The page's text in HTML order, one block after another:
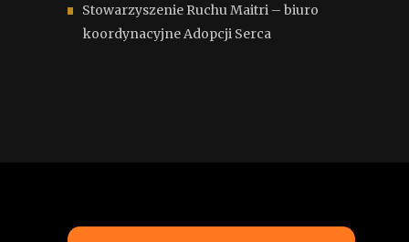
Stowarzyszenie Ruchu Maitri – biuro
koordynacyjne Adopcji Serca